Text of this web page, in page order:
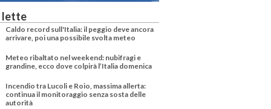
lette
Caldo record sull'Italia: il peggio deve ancora
arrivare, poi una possibile svolta meteo
Meteo ribaltato nel weekend: nubifragi e
grandine, ecco dove colpirà l’Italia domenica
Incendio tra Lucoli e Roio, massima allerta:
continua il monitoraggio senza sosta delle
autorità